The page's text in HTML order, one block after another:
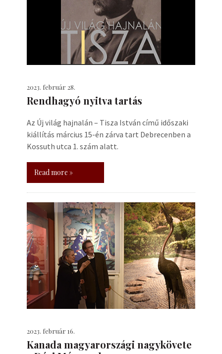
2023. február 28.
Rendhagyó nyitva tartás
Az Új világ hajnalán – Tisza István című időszaki
kiállítás március 15-én zárva tart Debrecenben a
Kossuth utca 1. szám alatt.
Read more »
2023. február 16.
Kanada magyarországi nagykövete